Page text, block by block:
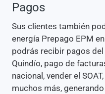
Pagos
Sus clientes también
energía Prepago EPM
podrás recibir pagos del
Quindío, pago de
nacional, vender el
muchos más,